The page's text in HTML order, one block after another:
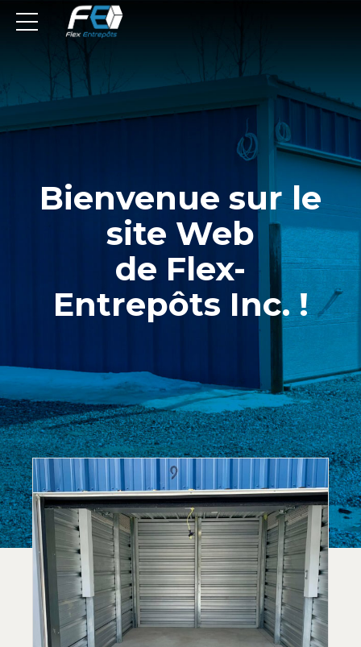
Bienvenue sur le
site Web
de Flex-
Entrepôts Inc. !